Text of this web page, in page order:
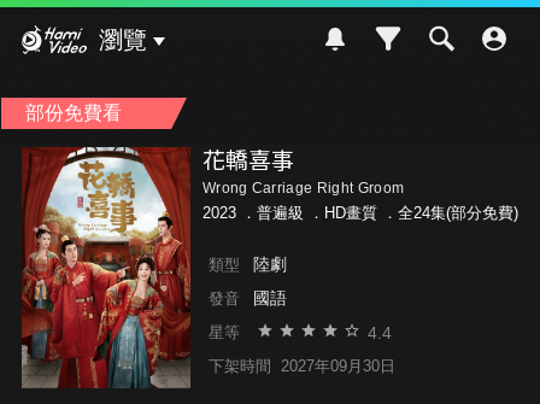
瀏覽
部份免費看
花轎喜事
Wrong Carriage Right Groom
2023 ． 普遍級 ．HD畫質 ．全24集(部分免費)
類型 陸劇
發音 國語
星等 4.4
下架時間 2027年09月30日